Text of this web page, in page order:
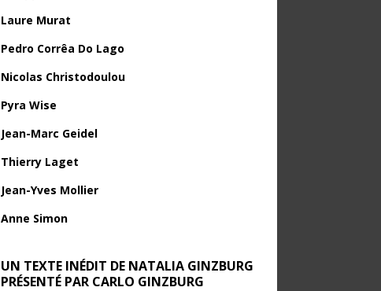
Laure Murat
Pedro Corrêa Do Lago
Nicolas Christodoulou
Pyra Wise
Jean-Marc Geidel
Thierry Laget
Jean-Yves Mollier
Anne Simon
UN TEXTE INÉDIT DE NATALIA GINZBURG
PRÉSENTÉ PAR CARLO GINZBURG